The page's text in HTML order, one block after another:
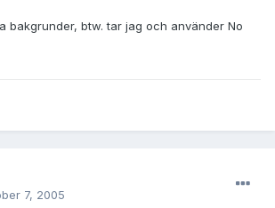
bakgrunder, btw. tar jag och använder No
7, 2005